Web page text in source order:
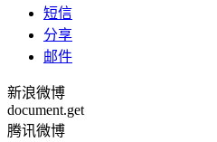
短信
分享
邮件
新浪微博
document.get
腾讯微博